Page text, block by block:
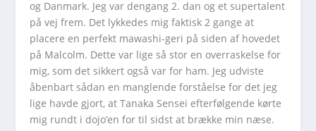
og Danmark. Jeg var dengang 2. dan og et supertalent
på vej frem. Det lykkedes mig faktisk 2 gange at
placere en perfekt mawashi-geri på siden af hovedet
på Malcolm. Dette var lige så stor en overraskelse for
mig, som det sikkert også var for ham. Jeg udviste
åbenbart sådan en manglende forståelse for det jeg
lige havde gjort, at Tanaka Sensei efterfølgende kørte
mig rundt i dojo’en for til sidst at brække min næse.